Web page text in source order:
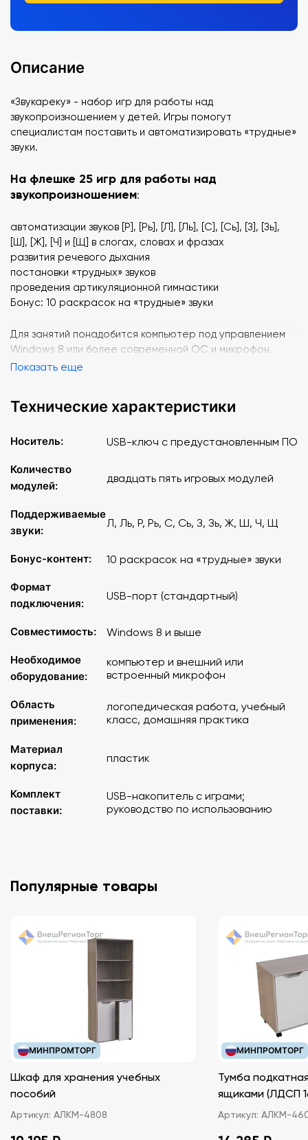
Описание
«Звукареку» - набор игр для работы над
звукопроизношением у детей. Игры помогут
специалистам поставить и автоматизировать «трудные»
звуки.
На флешке 25 игр для работы над
звукопроизношением:
автоматизации звуков [Р], [Рь], [Л], [Ль], [С], [Сь], [З], [Зь],
[Ш], [Ж], [Ч] и [Щ] в слогах, словах и фразах
развития речевого дыхания
постановки «трудных» звуков
проведения артикуляционной гимнастики
Бонус: 10 раскрасок на «трудные» звуки
Для занятий понадобится компьютер под управлением
Windows 8 или более современной ОС и микрофон.
Показать еще
Технические характеристики
Носитель: USB-ключ с предустановленным ПО
Количество
модулей:
двадцать пять игровых модулей
Поддерживаемые
звуки:
Л, Ль, Р, Рь, С, Сь, З, Зь, Ж, Ш, Ч, Щ
Бонус-контент: 10 раскрасок на «трудные» звуки
Формат
подключения:
USB-порт (стандартный)
Совместимость: Windows 8 и выше
Необходимое
оборудование:
компьютер и внешний или
встроенный микрофон
Область
применения:
логопедическая работа, учебный
класс, домашняя практика
Материал
корпуса:
пластик
Комплект
поставки:
USB-накопитель с играми;
руководство по использованию
Популярные товары
МИНПРОМТОРГ
Шкаф для хранения учебных
пособий
Артикул: АЛКМ-4808
МИНПРОМТОРГ
Тумба
ящиками
Артикул: АЛКМ-